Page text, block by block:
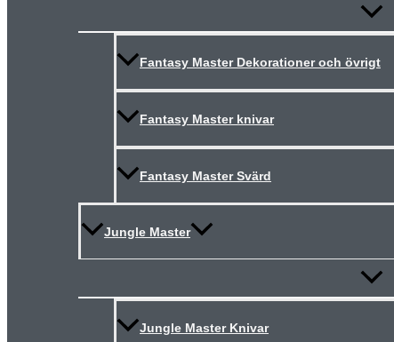
Slå
meny
Fantasy Master Dekorationer och övrigt
Fantasy Master knivar
Fantasy Master Svärd
Jungle Master
Slå
meny
Jungle Master Knivar